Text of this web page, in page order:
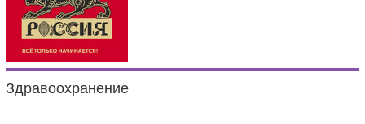
Здравоохранение